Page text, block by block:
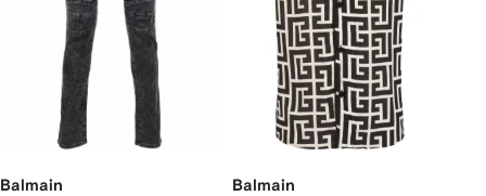
Balmain Balmain